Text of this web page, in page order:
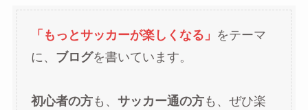
「もっとサッカーが楽しくなる」 をテーマ
に、 ブログを書いています。
初心者の方も、 サッカー通の方も、ぜひ楽